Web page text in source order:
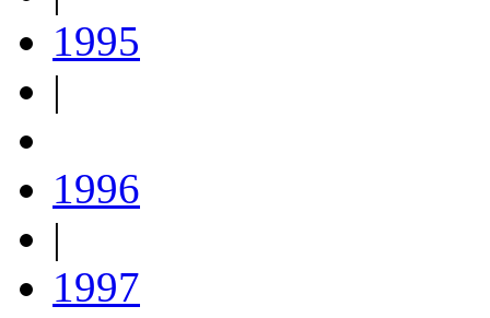
1995
|
1996
|
1997